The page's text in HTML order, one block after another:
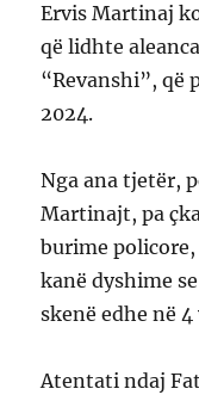
Ervis Martinaj
që lidhte
“Revanshi”,
2024.
Nga ana tjetër,
Martinajt, pa
burime
kanë dyshime
skenë edhe në 4
Atentati ndaj